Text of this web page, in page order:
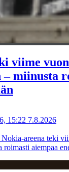
viime
miinusta
15:22 7.8.2026
areena teki
aiempaa